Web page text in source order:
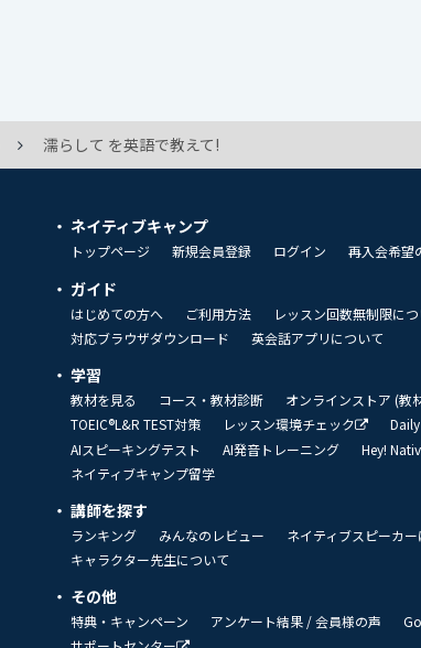
濡らして を英語で教えて!
ネイティブキャンプ
トップページ 新規会員登録 ログイン 再入会希望
ガイド
はじめての方へ ご利用方法 レッスン回数無制限に
対応ブラウザダウンロード
英会話アプリについて
学習
教材を見る コース・教材診断 オンラインストア (教
TOEIC®L&R TEST対策
レッスン環境チェック
AIスピーキングテスト
AI発音トレーニング Hey!
ネイティブキャンプ留学
講師を探す
ランキング みんなのレビュー ネイティブスピーカ
キャラクター先生について
その他
特典・キャンペーン アンケート結果 / 会員様の声